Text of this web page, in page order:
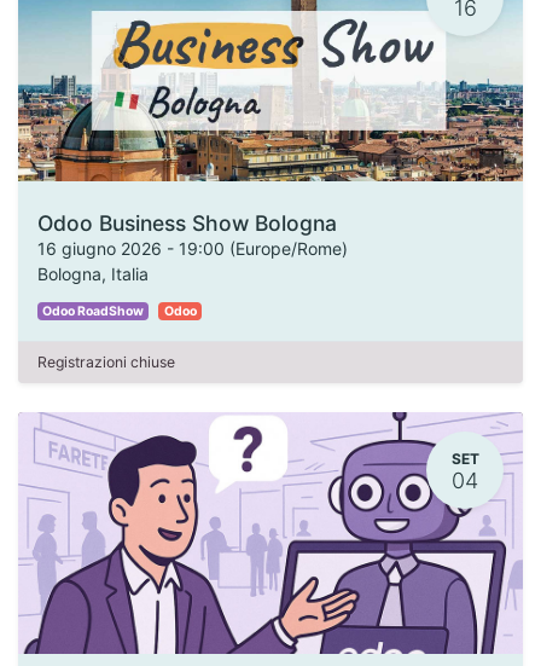
16
Odoo Business Show Bologna
16 giugno 2026 - 19:00 (Europe/Rome)
Bologna, Italia
Odoo RoadShow Odoo
Registrazioni chiuse
SET
04